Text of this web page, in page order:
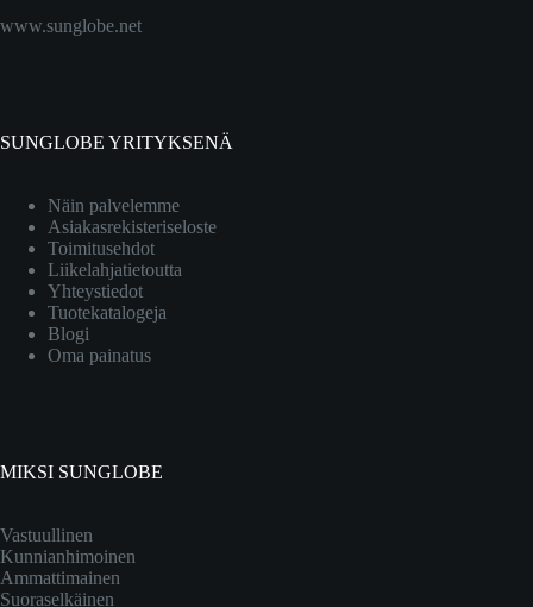
www.sunglobe.net
SUNGLOBE YRITYKSENÄ
Näin palvelemme
Asiakasrekisteriseloste
Toimitusehdot
Liikelahjatietoutta
Yhteystiedot
Tuotekatalogeja
Blogi
Oma painatus
MIKSI SUNGLOBE
Vastuullinen
Kunnianhimoinen
Ammattimainen
Suoraselkäinen